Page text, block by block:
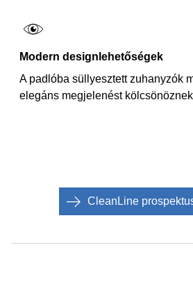
Modern designlehetőségek
A padlóba süllyesztett zuhanyzók
elegáns megjelenést
CleanLine